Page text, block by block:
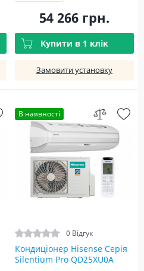
54 266 грн.
Купити в 1 клік
Замовити установку
В наявності
0 Відгук
Кондиціонер Hisense Серія
Silentium Pro QD25XU0A